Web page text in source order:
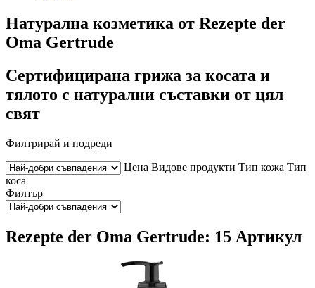
Натурална козметика от Rezepte der
Oma Gertrude
Сертифицирана грижа за косата и
тялото с натурални съставки от цял
свят
Филтрирай и подреди
Цена Видове продукти Тип кожа Тип
коса
Филтър
Rezepte der Oma Gertrude: 15 Артикул